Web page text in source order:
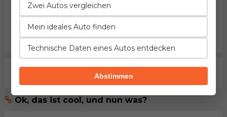
Kommentar senden
melden Sie sich an, damit Ihr Kommentar
veröffentlicht wird
Aktuell gibt es noch keine Kommentare. Seien sie der
erste der dies kommentiert.
Ok, das ist cool, und nun was?
Zwei Autos vergleichen
Mein ideales Auto finden
Technische Daten eines Autos entdecken
Abstimmen